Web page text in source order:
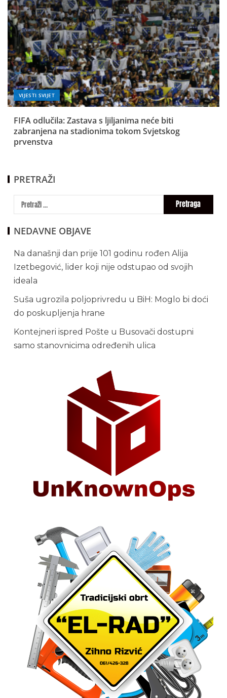
VIJESTI SVIJET
FIFA odlučila: Zastava s ljiljanima neće biti
zabranjena na stadionima tokom Svjetskog
prvenstva
PRETRAŽI
NEDAVNE OBJAVE
Na današnji dan prije 101 godinu rođen Alija
Izetbegović, lider koji nije odstupao od svojih
ideala
Suša ugrozila poljoprivredu u BiH: Moglo bi doći
do poskupljenja hrane
Kontejneri ispred Pošte u Busovači dostupni
samo stanovnicima određenih ulica